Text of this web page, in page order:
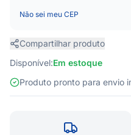
Não sei meu CEP
Compartilhar produto
Disponível:Em estoque
Produto pronto para envio